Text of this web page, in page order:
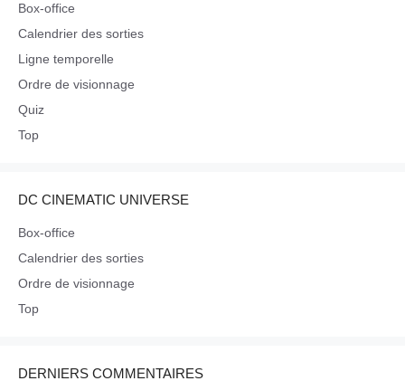
Box-office
Calendrier des sorties
Ligne temporelle
Ordre de visionnage
Quiz
Top
DC CINEMATIC UNIVERSE
Box-office
Calendrier des sorties
Ordre de visionnage
Top
DERNIERS COMMENTAIRES